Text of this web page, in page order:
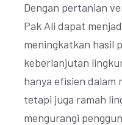
Dengan pertanian
Pak Ali dapat
meningkatkan hasil
keberlanjutan
hanya efisien dalam
tetapi juga ramah
mengurangi